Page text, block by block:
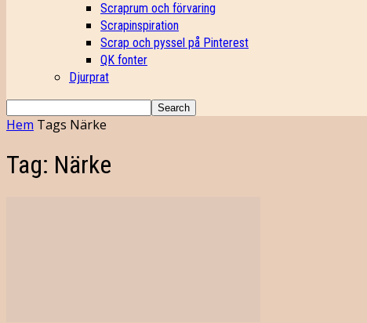
Scraprum och förvaring
Scrapinspiration
Scrap och pyssel på Pinterest
QK fonter
Djurprat
Hem Tags Närke
Tag: Närke